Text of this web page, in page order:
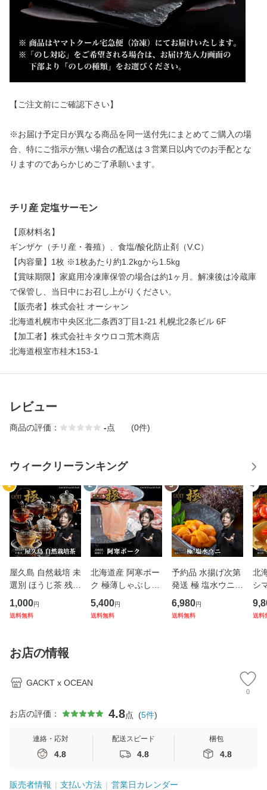
【ご注文前にご確認下さい】
※お届け予定日が異なる商品を同一送付先にまとめてご購入の場
合、特にご指示が無い場合の配送は３営業日以内でのお手配とな
りますのであらかじめご了承願います。
チリ産 定塩サーモン
【原材料名】
ギンザケ（チリ産・養殖）、食塩/酸化防止剤（V.C）
【内容量】1枚 ※1枚あたり約1.2kgから1.5kg
【賞味期限】家庭用冷凍庫保管の場合は約1ヶ月。解凍後は冷蔵庫
で保管し、当日中にお召し上がりください。
【販売者】株式会社 オーシャン
北海道札幌市中央区北二条西3丁目1-21 札幌北2条ビル 6F
【加工者】株式会社キタウロコ荒木商店
北海道根室市桂木153-1
レビュー
商品の評価： -点 (0件)
ウィークリーランキング
1
屋久島 自然栽培 未
選別 ほうじ茶 残留
農薬不検出 | ギフ
ト 常温ギフト お中
1,000円
送料無料
2
北海道産 阿寒ポー
ク 極薄しゃぶしゃ
ぶセット
5,400円
送料無料
3
予約品 水揚げ次第
発送 極 塩水ウニ 1
00g 塩水パック チ
ルド配送 最も美味
6,980円
送料無料
4
北
シ
ッ
ト
送料
お店の情報
GACKT x OCEAN
0
お店の評価： 4.8点 (5件)
連絡・応対
4.8
配送スピード
4.8
梱包
4.8
販売者情報 支払い方法 営業日カレンダー